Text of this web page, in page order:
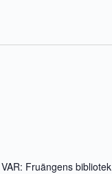
Fruängens bibliotek